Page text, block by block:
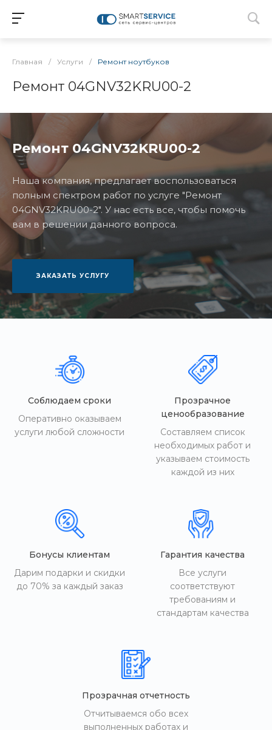
Главная / Услуги / Ремонт ноутбуков
Ремонт 04GNV32KRU00-2
Ремонт 04GNV32KRU00-2
Наша компания, предлагает воспользоваться
полным спектром работ по услуге "Ремонт
04GNV32KRU00-2". У нас есть все, чтобы помочь
вам в решении данного вопроса.
ЗАКАЗАТЬ УСЛУГУ
Соблюдаем сроки
Оперативно оказываем
услуги любой сложности
Прозрачное
ценообразование
Составляем список
необходимых работ и
указываем стоимость
каждой из них
Бонусы клиентам
Дарим подарки и скидки
до 70% за каждый заказ
Гарантия качества
Все услуги
соответствуют
требованиям и
стандартам качества
Прозрачная отчетность
Отчитываемся обо всех
выполненных работах и